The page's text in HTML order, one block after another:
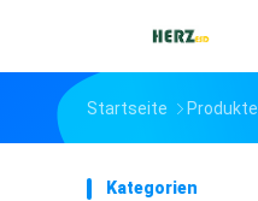
Startseite Produkte
Kategorien